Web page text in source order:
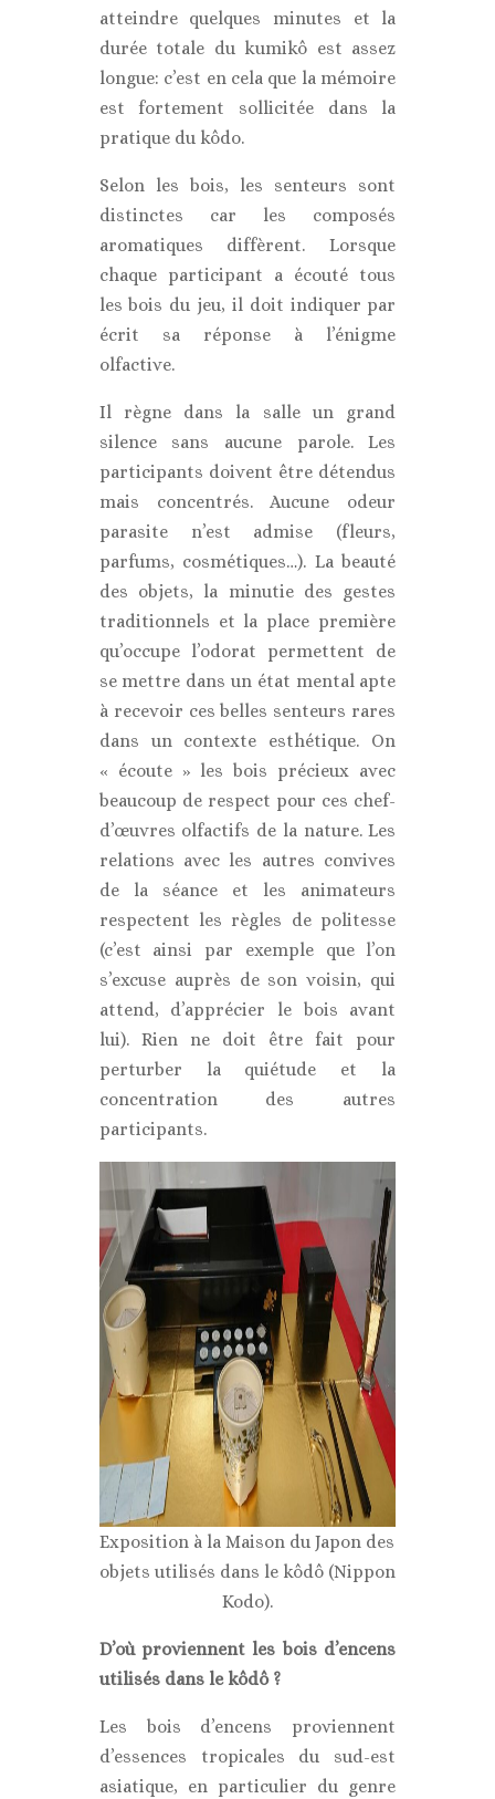
atteindre quelques minutes et la
durée totale du kumikô est assez
longue: c’est en cela que la mémoire
est fortement sollicitée dans la
pratique du kôdo.
Selon les bois, les senteurs sont
distinctes car les composés
aromatiques diffèrent. Lorsque
chaque participant a écouté tous
les bois du jeu, il doit indiquer par
écrit sa réponse à l’énigme
olfactive.
Il règne dans la salle un grand
silence sans aucune parole. Les
participants doivent être détendus
mais concentrés. Aucune odeur
parasite n’est admise (fleurs,
parfums, cosmétiques…). La beauté
des objets, la minutie des gestes
traditionnels et la place première
qu’occupe l’odorat permettent de
se mettre dans un état mental apte
à recevoir ces belles senteurs rares
dans un contexte esthétique. On
« écoute » les bois précieux avec
beaucoup de respect pour ces chef-
d’œuvres olfactifs de la nature. Les
relations avec les autres convives
de la séance et les animateurs
respectent les règles de politesse
(c’est ainsi par exemple que l’on
s’excuse auprès de son voisin, qui
attend, d’apprécier le bois avant
lui). Rien ne doit être fait pour
perturber la quiétude et la
concentration des autres
participants.
Exposition à la Maison du Japon des
objets utilisés dans le kôdô (Nippon
Kodo).
D’où proviennent les bois d’encens
utilisés dans le kôdô ?
Les bois d’encens proviennent
d’essences tropicales du sud-est
asiatique, en particulier du genre